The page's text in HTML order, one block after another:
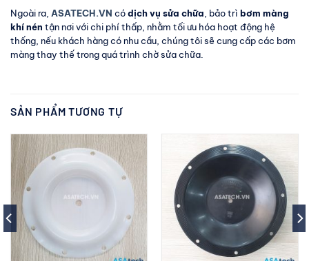
Ngoài ra, ASATECH.VN códịch vụ sửa chữa , bảo trì bơm màng
khí nén tận nơi với chi phí thấp, nhằm tối ưu hóa hoạt động hệ
thống, nếu khách hàng có nhu cầu, chúng tôi sẽ cung cấp các bơm
màng thay thế trong quá trình chờ sửa chữa.
SẢN PHẨM TƯƠNG TỰ